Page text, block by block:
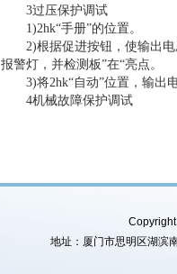
3过压保护调试
1)2hk“手册”的位置。
2)根据促进按钮，使输出电
报警灯，并检测板”在“亮点。
3)将2hk“自动”位置，输出电
4机械故障保护调试
地址：厦门市思明区湖滨